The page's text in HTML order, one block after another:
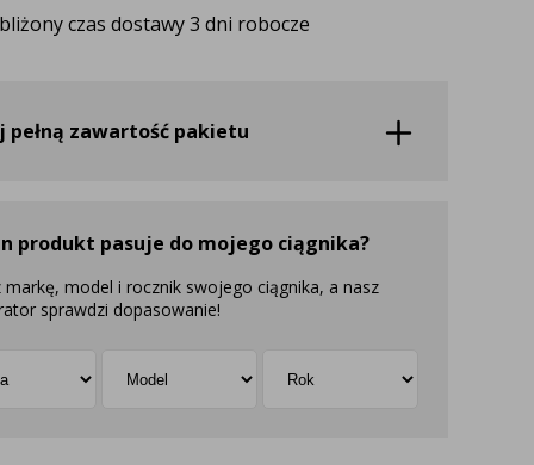
model i rocznik swojego ciągnika, a nasz
idealnie dopasowane lampy, zapewniające
TERAZ
czas dostawy 3 dni robocze
pełną zawartość pakietu
produkt pasuje do mojego ciągnika?
markę, model i rocznik swojego ciągnika, a nasz
sprawdzi dopasowanie!